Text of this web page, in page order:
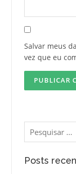
Salvar meus
vez que eu
Pesquisar
por:
Posts